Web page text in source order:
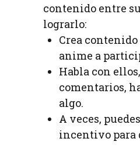
contenido entre
lograrlo:
Crea
anime a
Habla con
comentarios,
algo.
A veces,
incentivo para